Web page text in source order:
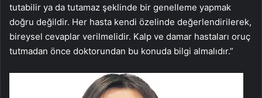
tutabilir ya da tutamaz şeklinde bir genelleme yapmak
doğru değildir. Her hasta kendi özelinde değerlendirilerek,
bireysel cevaplar verilmelidir. Kalp ve damar hastaları oruç
tutmadan önce doktorundan bu konuda bilgi almalıdır.”